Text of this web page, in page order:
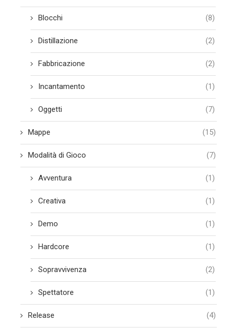
Blocchi (8)
Distillazione (2)
Fabbricazione (2)
Incantamento (1)
Oggetti (7)
Mappe (15)
Modalità di Gioco (7)
Avventura (1)
Creativa (1)
Demo (1)
Hardcore (1)
Sopravvivenza (2)
Spettatore (1)
Release (4)